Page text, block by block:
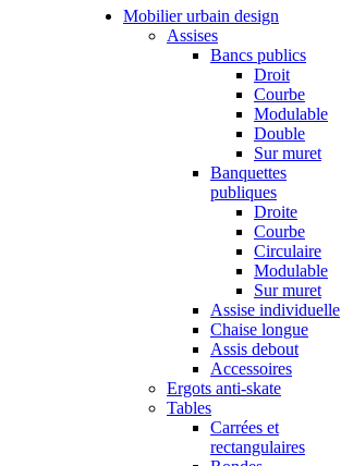
Mobilier urbain design
Assises
Bancs publics
Droit
Courbe
Modulable
Double
Sur muret
Banquettes
publiques
Droite
Courbe
Circulaire
Modulable
Sur muret
Assise individuelle
Chaise longue
Assis debout
Accessoires
Ergots anti-skate
Tables
Carrées et
rectangulaires